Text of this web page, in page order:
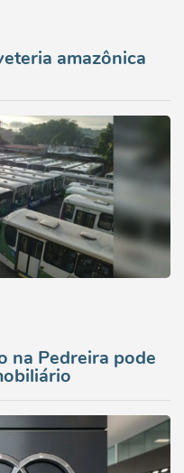
amazônica
na Pedreira pode